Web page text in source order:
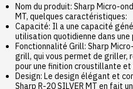
Nom du produit: Sharp Micro-
MT, quelques caractéristiques:
Capacité: Il a une capacité
utilisation quotidienne dans une
Fonctionnalité Grill: Sharp
grill, qui vous permet de
pour une finition croustillante et
Design: Le design élégant et
Sharp R-20 SILVER MT en fait